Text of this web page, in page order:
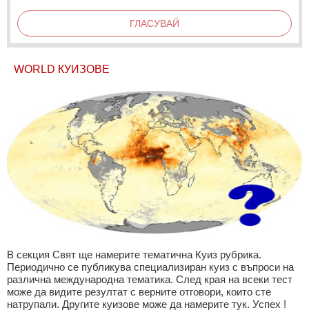
ГЛАСУВАЙ
WORLD КУИЗОВЕ
В секция Свят ще намерите тематична Куиз рубрика.
Периодично се публикува специализиран куиз с въпроси на
различна международна тематика. След края на всеки тест
може да видите резултат с верните отговори, които сте
натрупали. Другите куизове може да намерите тук. Успех !